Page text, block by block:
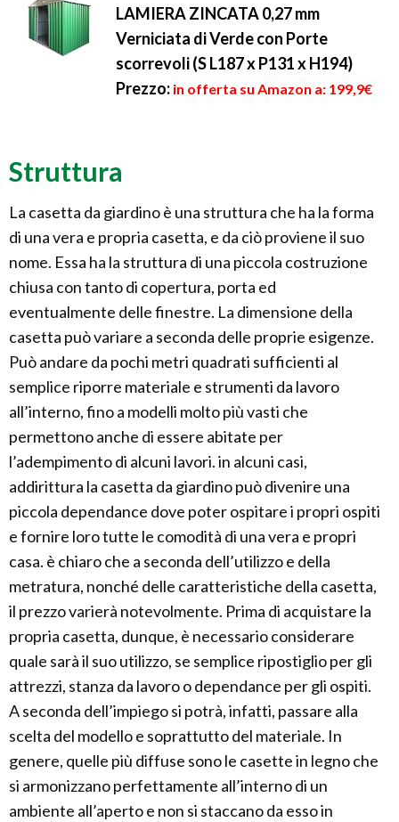
LAMIERA ZINCATA 0,27 mm
Verniciata di Verde con Porte
scorrevoli (S L187 x P131 x H194)
Prezzo: in offerta su Amazon a: 199,9€
Struttura
La casetta da giardino è una struttura che ha la forma
di una vera e propria casetta, e da ciò proviene il suo
nome. Essa ha la struttura di una piccola costruzione
chiusa con tanto di copertura, porta ed
eventualmente delle finestre. La dimensione della
casetta può variare a seconda delle proprie esigenze.
Può andare da pochi metri quadrati sufficienti al
semplice riporre materiale e strumenti da lavoro
all’interno, fino a modelli molto più vasti che
permettono anche di essere abitate per
l’adempimento di alcuni lavori. in alcuni casi,
addirittura la casetta da giardino può divenire una
piccola dependance dove poter ospitare i propri ospiti
e fornire loro tutte le comodità di una vera e propri
casa. è chiaro che a seconda dell’utilizzo e della
metratura, nonché delle caratteristiche della casetta,
il prezzo varierà notevolmente. Prima di acquistare la
propria casetta, dunque, è necessario considerare
quale sarà il suo utilizzo, se semplice ripostiglio per gli
attrezzi, stanza da lavoro o dependance per gli ospiti.
A seconda dell’impiego si potrà, infatti, passare alla
scelta del modello e soprattutto del materiale. In
genere, quelle più diffuse sono le casette in legno che
si armonizzano perfettamente all’interno di un
ambiente all’aperto e non si staccano da esso in